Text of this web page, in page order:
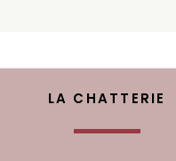
LA CHATTERIE